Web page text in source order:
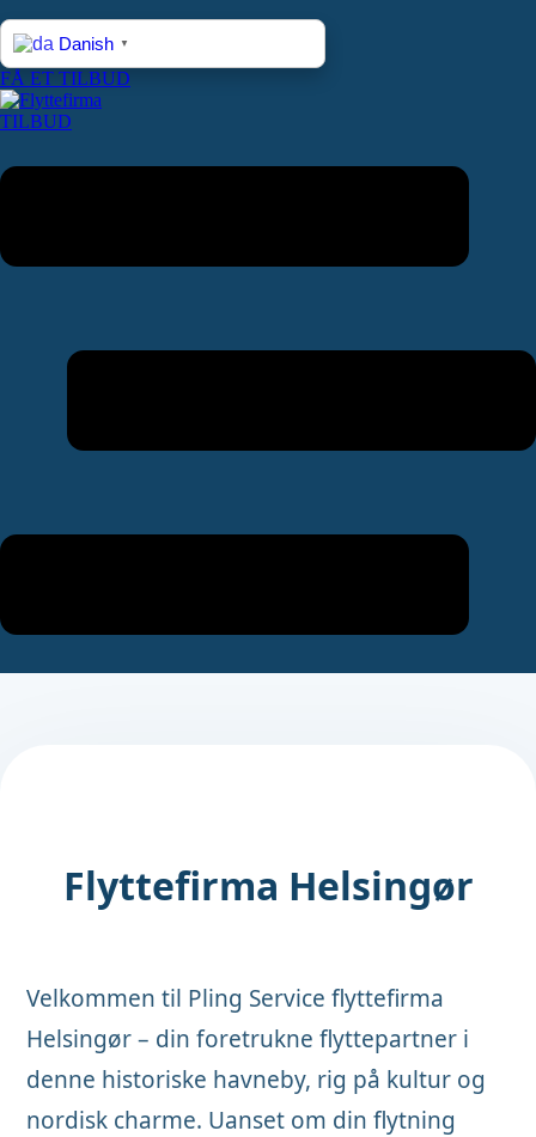
Danish ▼
FÅ ET TILBUD
TILBUD
Flyttefirma Helsingør
Velkommen til Pling Service flyttefirma
Helsingør – din foretrukne flyttepartner i
denne historiske havneby, rig på kultur og
nordisk charme. Uanset om din flytning